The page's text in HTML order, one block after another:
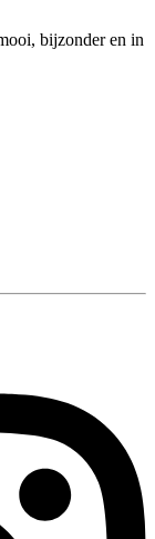
bijzonder en in